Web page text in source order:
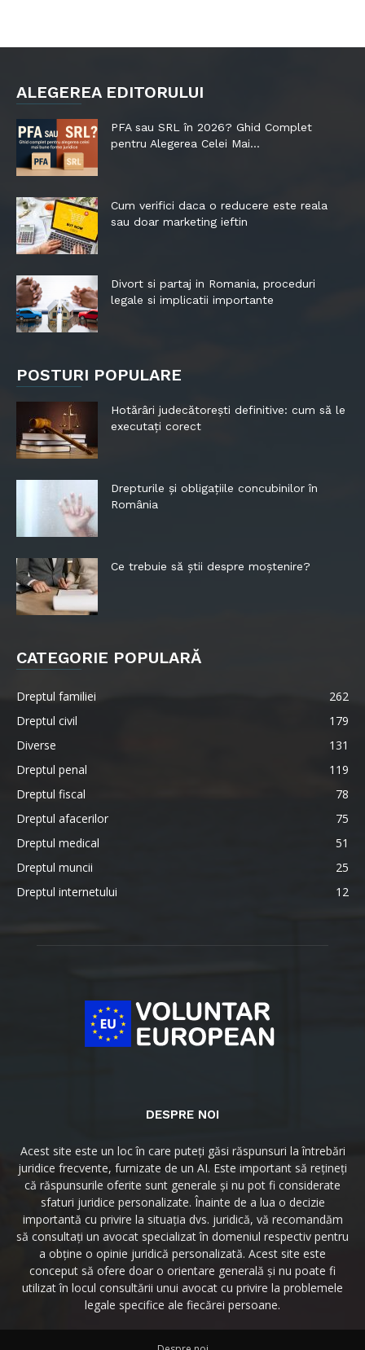
ALEGEREA EDITORULUI
PFA sau SRL în 2026? Ghid Complet
pentru Alegerea Celei Mai...
Cum verifici daca o reducere este reala
sau doar marketing ieftin
Divort si partaj in Romania, proceduri
legale si implicatii importante
POSTURI POPULARE
Hotărâri judecătorești definitive: cum să le
executați corect
Drepturile și obligațiile concubinilor în
România
Ce trebuie să știi despre moștenire?
CATEGORIE POPULARĂ
Dreptul familiei
262
Dreptul civil
179
Diverse
131
Dreptul penal
119
Dreptul fiscal
78
Dreptul afacerilor
75
Dreptul medical
51
Dreptul muncii
25
Dreptul internetului
12
DESPRE NOI
Acest site este un loc în care puteți găsi răspunsuri la întrebări
juridice frecvente, furnizate de un AI. Este important să rețineți
că răspunsurile oferite sunt generale și nu pot fi considerate
sfaturi juridice personalizate. Înainte de a lua o decizie
importantă cu privire la situația dvs. juridică, vă recomandăm
să consultați un avocat specializat în domeniul respectiv pentru
a obține o opinie juridică personalizată. Acest site este
conceput să ofere doar o orientare generală și nu poate fi
utilizat în locul consultării unui avocat cu privire la problemele
legale specifice ale fiecărei persoane.